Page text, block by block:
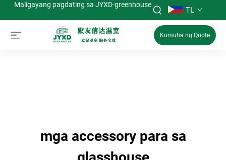
Maligayang pagdating sa JYXD-greenhouse
TL
Kumuha ng Quote
mga accessory para sa